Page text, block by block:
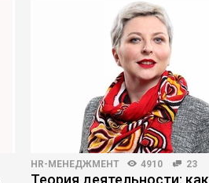
HR-МЕНЕДЖМЕНТ 4910 23
Теория деятельности: как